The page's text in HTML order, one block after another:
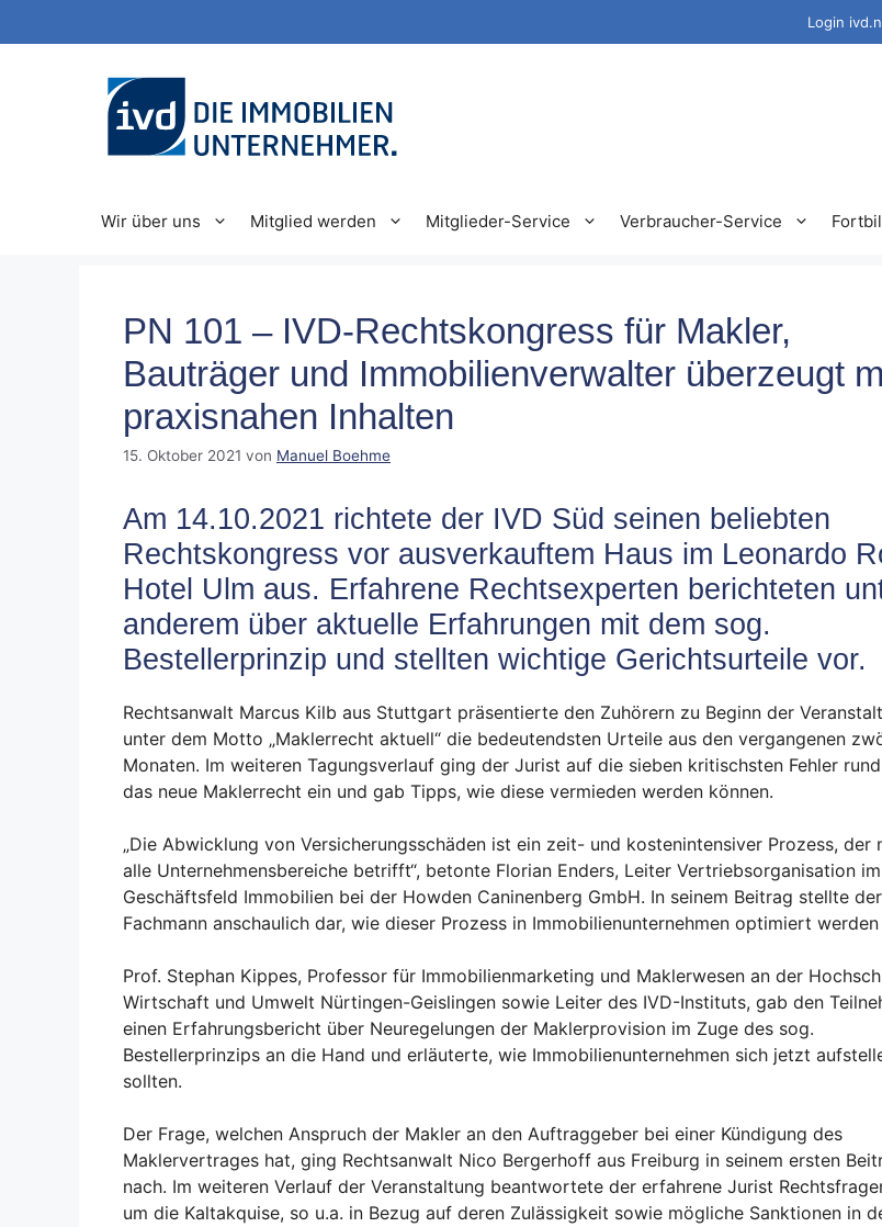
Inhalt
Login
Wir über uns Mitglied werden Mitglieder-Service Verbraucher-Service
PN 101 – IVD-Rechtskongress für Makler,
Bauträger und Immobilienverwalter überzeugt
praxisnahen Inhalten
15. Oktober 2021 von Manuel Boehme
Am 14.10.2021 richtete der IVD Süd seinen beliebten
Rechtskongress vor ausverkauftem Haus im Leonardo
Hotel Ulm aus. Erfahrene Rechtsexperten berichteten
anderem über aktuelle Erfahrungen mit dem sog.
Bestellerprinzip und stellten wichtige Gerichtsurteile vor.
Rechtsanwalt Marcus Kilb aus Stuttgart präsentierte den Zuhörern zu Beginn der
unter dem Motto „Maklerrecht aktuell“ die bedeutendsten Urteile aus den vergangenen
Monaten. Im weiteren Tagungsverlauf ging der Jurist auf die sieben kritischsten Fehler
das neue Maklerrecht ein und gab Tipps, wie diese vermieden werden können.
„Die Abwicklung von Versicherungsschäden ist ein zeit- und kostenintensiver Prozess, der
alle Unternehmensbereiche betrifft“, betonte Florian Enders, Leiter Vertriebsorganisation im
Geschäftsfeld Immobilien bei der Howden Caninenberg GmbH. In seinem Beitrag stellte der
Fachmann anschaulich dar, wie dieser Prozess in Immobilienunternehmen optimiert werden
Prof. Stephan Kippes, Professor für Immobilienmarketing und Maklerwesen an der
Wirtschaft und Umwelt Nürtingen-Geislingen sowie Leiter des IVD-Instituts, gab den
einen Erfahrungsbericht über Neuregelungen der Maklerprovision im Zuge des sog.
Bestellerprinzips an die Hand und erläuterte, wie Immobilienunternehmen sich jetzt
sollten.
Der Frage, welchen Anspruch der Makler an den Auftraggeber bei einer Kündigung des
Maklervertrages hat, ging Rechtsanwalt Nico Bergerhoff aus Freiburg in seinem ersten
nach. Im weiteren Verlauf der Veranstaltung beantwortete der erfahrene Jurist
um die Kaltakquise, so u.a. in Bezug auf deren Zulässigkeit sowie mögliche Sanktionen in